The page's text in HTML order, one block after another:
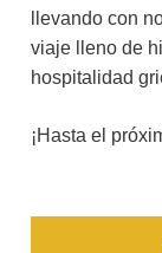
llevando con
viaje lleno de
hospitalidad
¡Hasta el